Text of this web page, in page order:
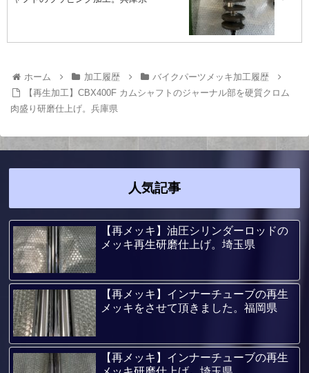
ホーム 加工履歴
バイクパーツメッキ加工履歴
【再生加工】CBX400F カムシャフトのジャーナル部を硬質クロム
肉盛り研磨仕上げ。兵庫県
人気記事
【再メッキ】油圧シリンダーロッドの
メッキ再生研磨仕上げ。埼玉県
【再メッキ】インナーチューブの再生
メッキをさせて頂きました。福岡県
【再メッキ】インナーチューブの再生